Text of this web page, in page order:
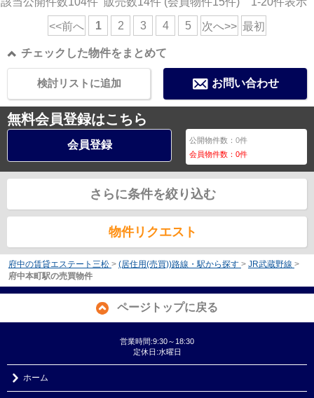
<<前へ 1 2 3 4 5 次へ>> 最初
チェックした物件をまとめて
お問い合わせ
検討リストに追加
無料会員登録はこちら
会員登録 公開物件数：0件
会員物件数：0件
さらに条件を絞り込む
物件リクエスト
府中の賃貸エステート三松 > (居住用(売買))路線・駅から探す > JR武蔵野線 >
府中本町駅の売買物件
ページトップに戻る
営業時間:9:30～18:30
定休日:水曜日
ホーム